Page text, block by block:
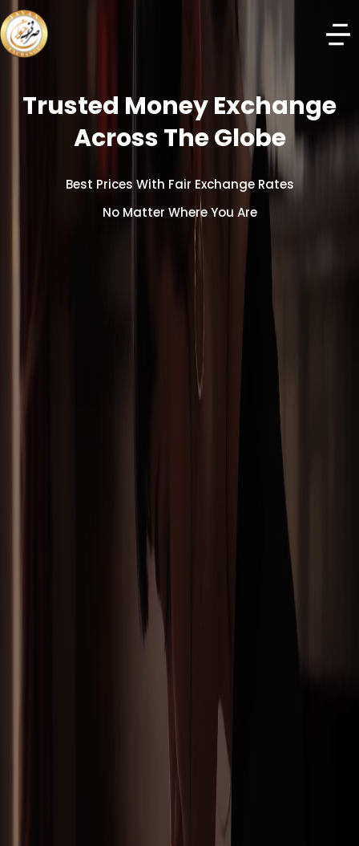
Trusted Money Exchange
Across The Globe
Best Prices With Fair Exchange Rates
No Matter Where You Are